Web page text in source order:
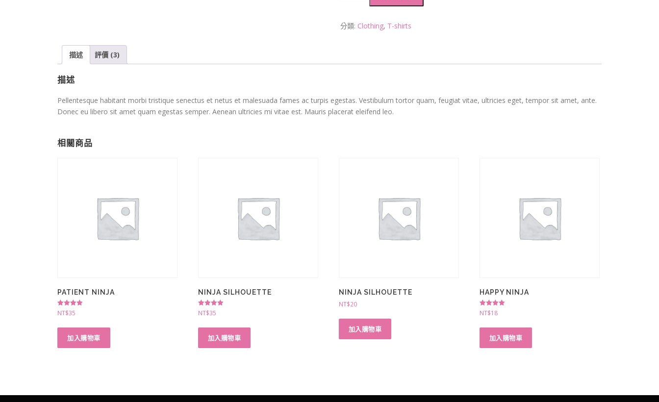
分類: Clothing, T-shirts
描述 評價 (3)
描述
Pellentesque habitant morbi tristique senectus et netus et malesuada fames ac turpis egestas. Vestibulum tortor quam, feugiat vitae, ultricies eget, tempor sit amet, ante.
Donec eu libero sit amet quam egestas semper. Aenean ultricies mi vitae est. Mauris placerat eleifend leo.
相關商品
PATIENT NINJA
評分
4.67
NT$35
加入購物車
NINJA SILHOUETTE
評分
4.75
NT$35
加入購物車
NINJA SILHOUETTE
NT$20
加入購物車
HAPPY NINJA
評分
5.00
NT$18
加入購物車